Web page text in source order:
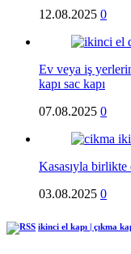
12.08.2025 0
Ev veya iş
kapı sac kapı
07.08.2025 0
Kasasıyla birlikte
03.08.2025 0
ikinci el kapı | çıkma